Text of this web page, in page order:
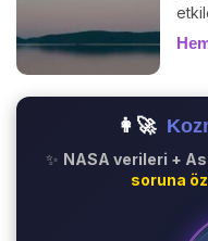
👩‍🚀
✨ NASA verileri +
soruna